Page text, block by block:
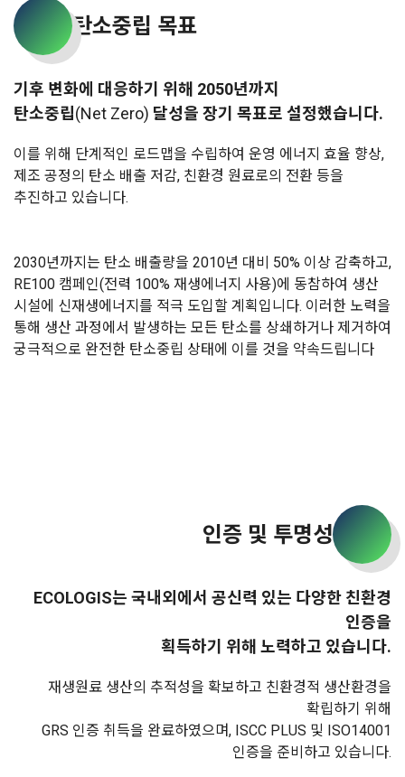
탄소중립 목표
기후 변화에 대응하기 위해 2050년까지
탄소중립(Net Zero) 달성을 장기 목표로 설정했습니다.
이를 위해 단계적인 로드맵을 수립하여 운영 에너지 효율 향상,
제조 공정의 탄소 배출 저감, 친환경 원료로의 전환 등을
추진하고 있습니다.
2030년까지는 탄소 배출량을 2010년 대비 50% 이상 감축하고,
RE100 캠페인(전력 100% 재생에너지 사용)에 동참하여 생산
시설에 신재생에너지를 적극 도입할 계획입니다. 이러한 노력을
통해 생산 과정에서 발생하는 모든 탄소를 상쇄하거나 제거하여
궁극적으로 완전한 탄소중립 상태에 이를 것을 약속드립니다
ECOLOGIS는 국내외에서 공신력 있는 다양한 친환경
인증을
획득하기 위해 노력하고 있습니다.
재생원료 생산의 추적성을 확보하고 친환경적 생산환경을
확립하기 위해
GRS 인증 취득을 완료하였으며, ISCC PLUS 및 ISO14001
인증을 준비하고 있습니다.
인증 및 투명성